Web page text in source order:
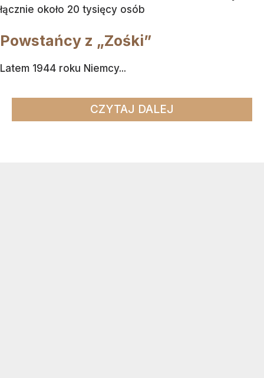
łącznie około 20 tysięcy osób
Powstańcy z „Zośki”
Latem 1944 roku Niemcy...
CZYTAJ DALEJ